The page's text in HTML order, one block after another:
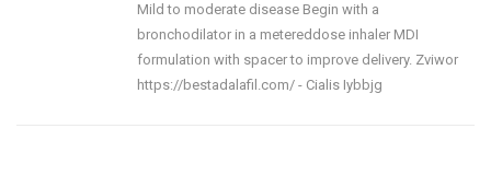
Mild to moderate disease Begin with a
bronchodilator in a metereddose inhaler MDI
formulation with spacer to improve delivery. Zviwor
https://bestadalafil.com/ - Cialis Iybbjg